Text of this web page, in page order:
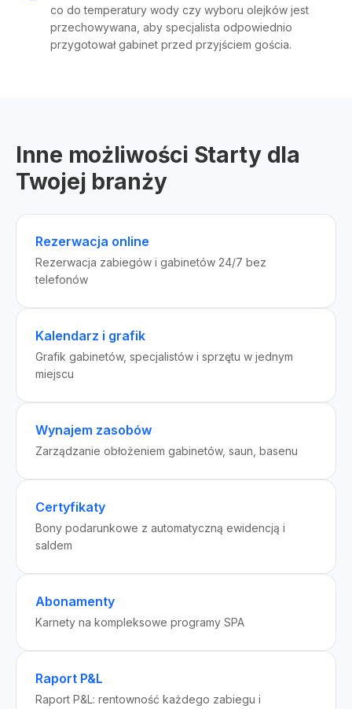
co do temperatury wody czy wyboru olejków jest
przechowywana, aby specjalista odpowiednio
przygotował gabinet przed przyjściem gościa.
Inne możliwości Starty dla
Twojej branży
Rezerwacja online
Rezerwacja zabiegów i gabinetów 24/7 bez
telefonów
Kalendarz i grafik
Grafik gabinetów, specjalistów i sprzętu w jednym
miejscu
Wynajem zasobów
Zarządzanie obłożeniem gabinetów, saun, basenu
Certyfikaty
Bony podarunkowe z automatyczną ewidencją i
saldem
Abonamenty
Karnety na kompleksowe programy SPA
Raport P&L
Raport P&L: rentowność każdego zabiegu i